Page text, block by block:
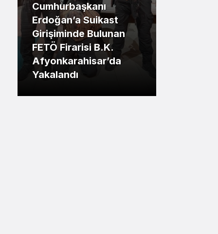
Sistem Modu
Sistem modunu seçin.
Cumhurbaşkanı
Erdoğan’a Suikast
Girişiminde Bulunan
FETÖ Firarisi B.K.
Afyonkarahisar’da
Yakalandı